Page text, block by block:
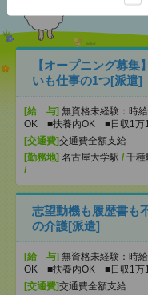
【オープニング募
いも仕事の1つ[派遣]
[給 与] 無資格未経験：時
OK ■扶養内OK ■日収1万
[交通費]交通費全額支給
[勤務地] 名古屋大学駅 / 千種
/ …
志望動機も履歴書も
の介護[派遣]
[給 与] 無資格未経験：時
OK ■扶養内OK ■日収1万
[交通費]交通費全額支給